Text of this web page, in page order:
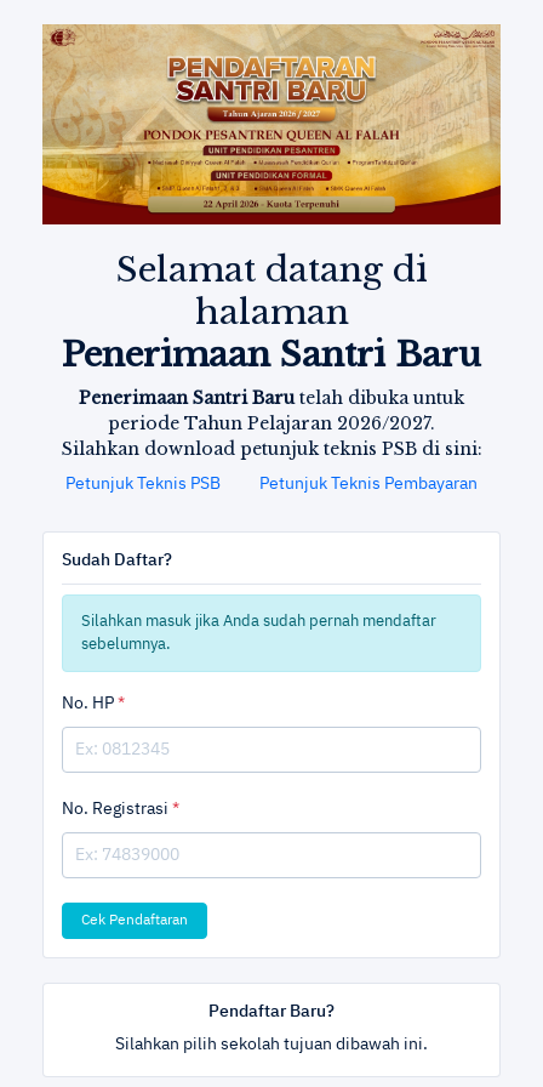
Previous Next
Selamat datang di
halaman
Penerimaan Santri Baru
Penerimaan Santri Barutelah dibuka untuk
periode Tahun Pelajaran 2026/2027.
Silahkan download petunjuk teknis PSB di sini:
Petunjuk Teknis PSB Petunjuk Teknis Pembayaran
Sudah Daftar?
Silahkan masuk jika Anda sudah pernah mendaftar
sebelumnya.
No. HP *
No. Registrasi *
Cek Pendaftaran
Pendaftar Baru?
Silahkan pilih sekolah tujuan dibawah ini.